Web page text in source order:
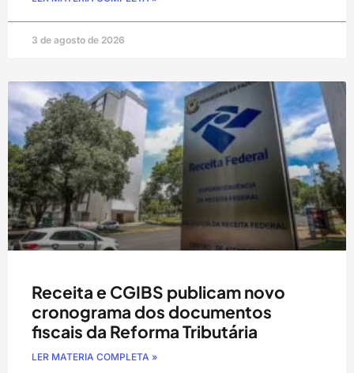
3 de agosto de 2026
Receita e CGIBS publicam novo
cronograma dos documentos
fiscais da Reforma Tributária
LER MATERIA COMPLETA »